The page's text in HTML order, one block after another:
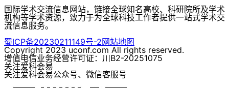
国际学术交流信息网站，链接全球知名高校、科研院所及学术
机构等学术资源，致力于为全球科技工作者提供一站式学术交
流信息服务。
蜀ICP备20230211149号-2网站地图
Copyright 2023 uconf.com All rights reserved.
增值电信业务经营许可证：川B2-20251075
关注爱科会易
关注爱科会易公众号、微信客服号